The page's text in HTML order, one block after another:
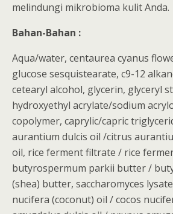
melindungi mikrobioma kulit Anda.
Bahan-Bahan :
Aqua/water, centaurea cyanus
glucose sesquistearate, c9-12
cetearyl alcohol, glycerin, glyceryl
hydroxyethyl acrylate/sodium
copolymer, caprylic/capric
aurantium dulcis oil /citrus
oil, rice ferment filtrate / rice
butyrospermum parkii butter /
(shea) butter, saccharomyces
nucifera (coconut) oil / cocos